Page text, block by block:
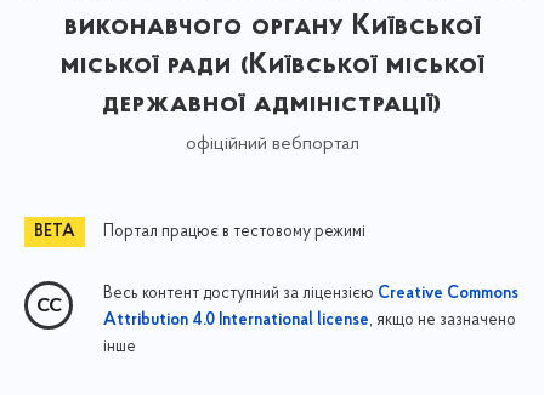
виконавчого органу Київської
міської ради (Київської міської
державної адміністрації)
офіційний вебпортал
Портал працює в тестовому режимі
Весь контент доступний за ліцензією Creative Commons
Attribution 4.0 International license, якщо не зазначено
інше